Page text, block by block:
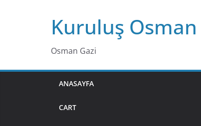
Kuruluş Osman
Osman Gazi
ANASAYFA
CART